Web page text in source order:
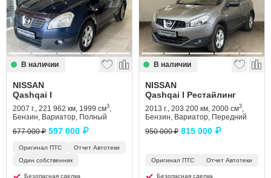
Сравнение
Личный кабинет
В наличии
NISSAN
Qashqai I
2007 г., 221 962 км, 1999 см3,
Бензин, Вариатор, Полный
677 000 ₽ 597 000 ₽
Оригинал ПТС
Отчет Автотеки
Один собственник
Безопасная сделка
В наличии
NISSAN
Qashqai I Рестайлинг
2013 г., 203 200 км, 2000 см3,
Бензин, Вариатор, Передний
950 000 ₽ 815 000 ₽
Оригинал ПТС Отчет Автотеки
Безопасная сделка